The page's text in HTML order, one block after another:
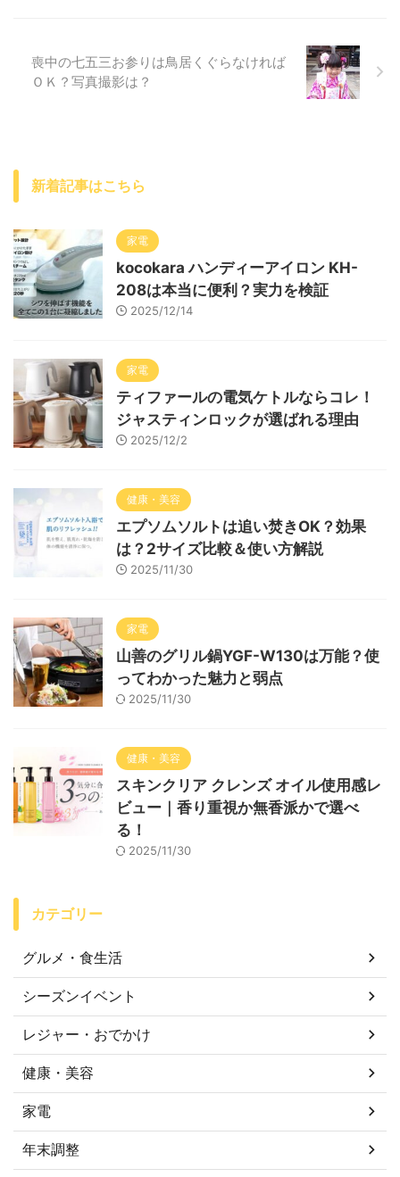
喪中の七五三お参りは鳥居くぐらなければ
ＯＫ？写真撮影は？
新着記事はこちら
家電
kocokara ハンディーアイロン KH-
208は本当に便利？実力を検証
2025/12/14
家電
ティファールの電気ケトルならコレ！
ジャスティンロックが選ばれる理由
2025/12/2
健康・美容
エプソムソルトは追い焚きOK？効果
は？2サイズ比較＆使い方解説
2025/11/30
家電
山善のグリル鍋YGF-W130は万能？使
ってわかった魅力と弱点
2025/11/30
健康・美容
スキンクリア クレンズ オイル使用感レ
ビュー｜香り重視か無香派かで選べ
る！
2025/11/30
カテゴリー
グルメ・食生活
シーズンイベント
レジャー・おでかけ
健康・美容
家電
年末調整